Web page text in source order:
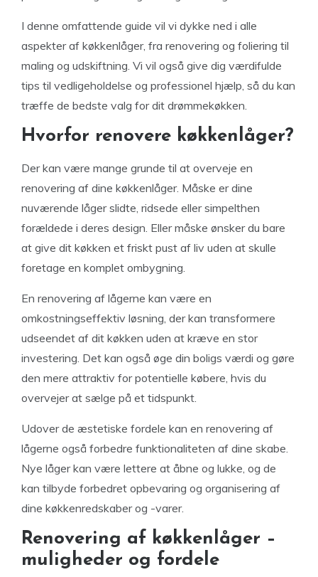
I denne omfattende guide vil vi dykke ned i alle
aspekter af køkkenlåger, fra renovering og foliering til
maling og udskiftning. Vi vil også give dig værdifulde
tips til vedligeholdelse og professionel hjælp, så du kan
træffe de bedste valg for dit drømmekøkken.
Hvorfor renovere køkkenlåger?
Der kan være mange grunde til at overveje en
renovering af dine køkkenlåger. Måske er dine
nuværende låger slidte, ridsede eller simpelthen
forældede i deres design. Eller måske ønsker du bare
at give dit køkken et friskt pust af liv uden at skulle
foretage en komplet ombygning.
En renovering af lågerne kan være en
omkostningseffektiv løsning, der kan transformere
udseendet af dit køkken uden at kræve en stor
investering. Det kan også øge din boligs værdi og gøre
den mere attraktiv for potentielle købere, hvis du
overvejer at sælge på et tidspunkt.
Udover de æstetiske fordele kan en renovering af
lågerne også forbedre funktionaliteten af dine skabe.
Nye låger kan være lettere at åbne og lukke, og de
kan tilbyde forbedret opbevaring og organisering af
dine køkkenredskaber og -varer.
Renovering af køkkenlåger –
muligheder og fordele